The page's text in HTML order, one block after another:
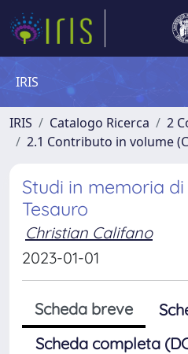
IRIS
IRIS Catalogo Ricerca
2
2.1 Contributo in volume
Studi in memoria
Tesauro
Christian Califano
2023-01-01
Scheda breve
Scheda completa